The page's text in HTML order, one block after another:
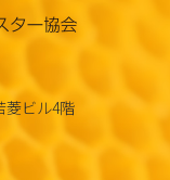
菱ビル4階